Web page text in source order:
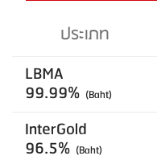
ประเภท
LBMA
99.99% (Baht)
InterGold
96.5% (Baht)